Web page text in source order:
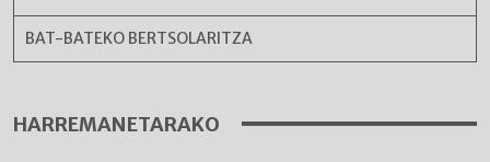
BAT-BATEKO BERTSOLARITZA
HARREMANETARAKO